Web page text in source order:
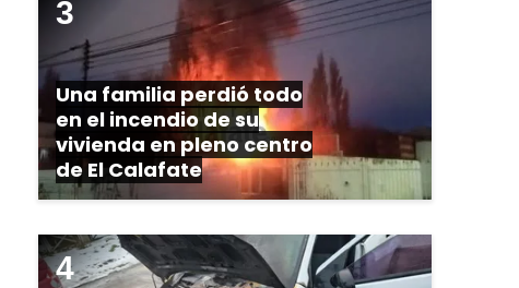
Una familia perdió todo
en el incendio de su
vivienda en pleno centro
de El Calafate